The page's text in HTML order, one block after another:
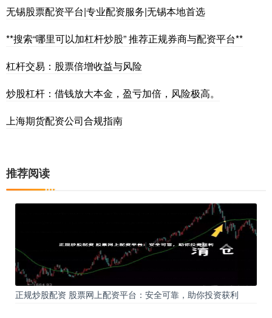
无锡股票配资平台|专业配资服务|无锡本地首选
**搜索“哪里可以加杠杆炒股” 推荐正规券商与配资平台**
杠杆交易：股票倍增收益与风险
炒股杠杆：借钱放大本金，盈亏加倍，风险极高。
上海期货配资公司合规指南
推荐阅读
正规炒股配资 股票网上配资平台：安全可靠，助你投资获利